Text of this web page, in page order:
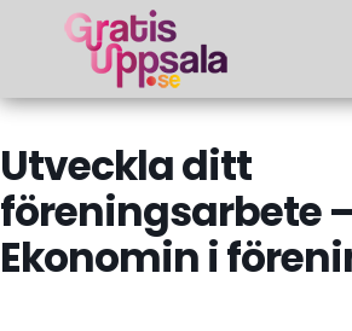
Utveckla ditt
föreningsarbete –
Ekonomin i